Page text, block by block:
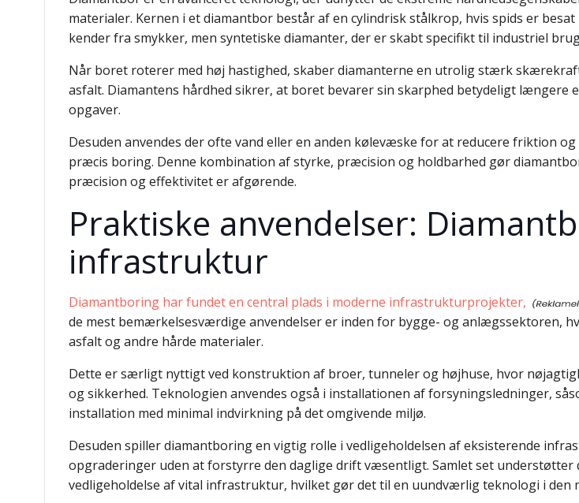
materialer. Kernen i et diamantbor består af en cylindrisk stålkrop, hvis spids er
kender fra smykker, men syntetiske diamanter, der er skabt specifikt til industriel
Når boret roterer med høj hastighed, skaber diamanterne en utrolig stærk
asfalt. Diamantens hårdhed sikrer, at boret bevarer sin skarphed betydeligt
opgaver.
Desuden anvendes der ofte vand eller en anden kølevæske for at reducere friktion
præcis boring. Denne kombination af styrke, præcision og holdbarhed gør
præcision og effektivitet er afgørende.
Praktiske anvendelser:
infrastruktur
Diamantboring har fundet en central plads i moderne infrastrukturprojekter,
de mest bemærkelsesværdige anvendelser er inden for bygge- og anlægssektoren,
asfalt og andre hårde materialer.
Dette er særligt nyttigt ved konstruktion af broer, tunneler og højhuse, hvor
og sikkerhed. Teknologien anvendes også i installationen af forsyningsledninger,
installation med minimal indvirkning på det omgivende miljø.
Desuden spiller diamantboring en vigtig rolle i vedligeholdelsen af eksisterende
opgraderinger uden at forstyrre den daglige drift væsentligt. Samlet set
vedligeholdelse af vital infrastruktur, hvilket gør det til en uundværlig teknologi i den